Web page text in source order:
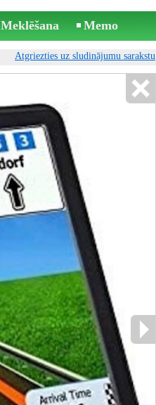
Meklēšana Memo
Atgriezties uz sludinājumu sarakstu